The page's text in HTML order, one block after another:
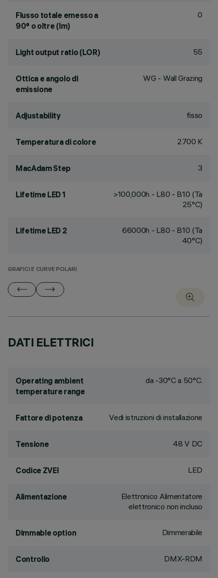
Flusso totale emesso a
90° o oltre (lm)
0
Light output ratio (LOR) 55
Ottica e angolo di
emissione
WG - Wall Grazing
Adjustability fisso
Temperatura di colore 2700 K
MacAdam Step 3
Lifetime LED 1
>100,000h - L80 - B10 (Ta
25°C)
Lifetime LED 2
66000h - L80 - B10 (Ta
40°C)
GRAFICI E CURVE POLARI
DATI ELETTRICI
Operating ambient
temperature range
da -30°C a 50°C.
Fattore di potenza Vedi istruzioni di installazione
Tensione 48 V DC
Codice ZVEI LED
Alimentazione
Elettronico Alimentatore
elettronico non incluso
Dimmable option Dimmerabile
Controllo DMX-RDM